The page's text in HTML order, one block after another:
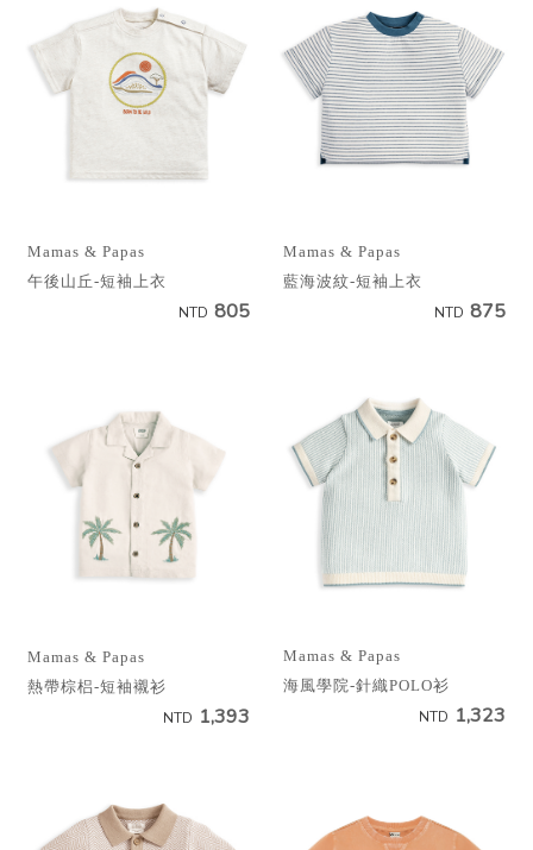
Mamas & Papas
午後山丘-短袖上衣
NTD 805
Mamas & Papas
藍海波紋-短袖上衣
NTD 875
Mamas & Papas
熱帶棕梠-短袖襯衫
NTD 1,393
Mamas & Papas
海風學院-針織POLO衫
NTD 1,323